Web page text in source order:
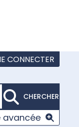
CONNECTER
CHERCHER
avancée